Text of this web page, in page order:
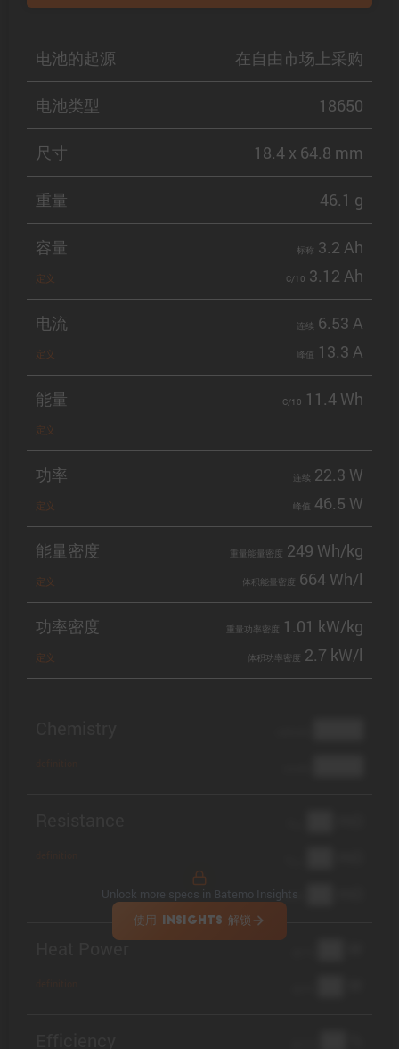
电池的起源 在自由市场上采购
电池类型 18650
尺寸 18.4 x 64.8 mm
重量 46.1 g
容量
定义
标称 3.2 Ah
C/10 3.12 Ah
电流
定义
连续 6.53 A
峰值 13.3 A
能量
定义
C/10 11.4 Wh
功率
定义
连续 22.3 W
峰值 46.5 W
能量密度
定义
重量能量密度 249 Wh/kg
体积能量密度 664 Wh/l
功率密度
定义
重量功率密度 1.01 kW/kg
体积功率密度 2.7 kW/l
DCIR
Heat Power
Unlock more specs in Batemo Insights
使用 INSIGHTS 解锁